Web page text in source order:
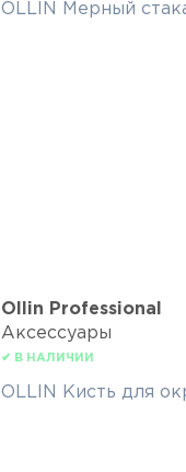
OLLIN Мерный
Ollin Professional
Аксессуары
✔ В НАЛИЧИИ
OLLIN Кисть для